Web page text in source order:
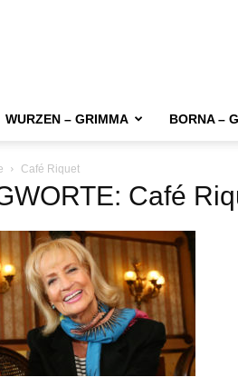
WURZEN – GRIMMA BORNA –
Café Riquet
Café